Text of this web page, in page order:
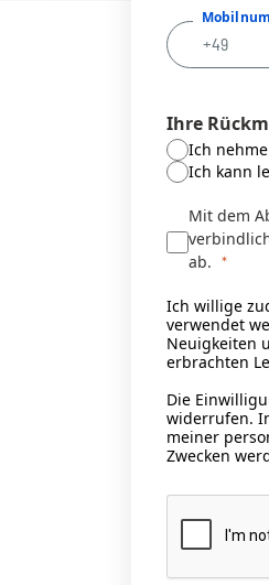
Ihre
Ich
Ich kann
Mit dem
ab.
Ich willige
verwendet
Neuigkeiten
erbrachten
Die
widerrufen.
meiner
Zwecken